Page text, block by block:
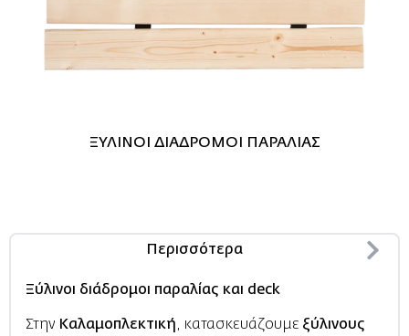
ΞΥΛΙΝΟΙ ΔΙΑΔΡΟΜΟΙ ΠΑΡΑΛΙΑΣ
Περισσότερα
Ξύλινοι διάδρομοι παραλίας και deck
Στην Καλαμοπλεκτική, κατασκευάζουμε ξύλινους